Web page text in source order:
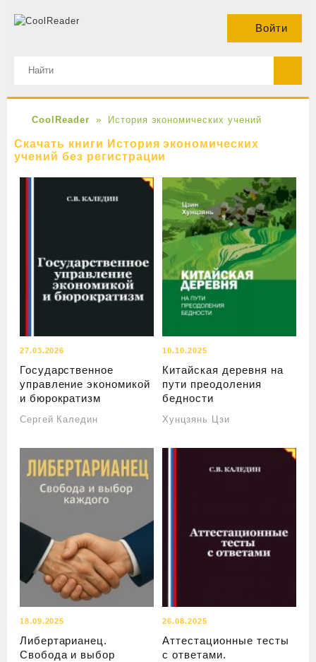
Войти
CoolReader История экономических учений
Скачать книги История экономических
учений без регистрации
27.03.2026
Государственное
управление экономикой
и бюрократизм
Сергей Каледин
10.10.2025
Китайская деревня на
пути преодоления
бедности
Хунцзянь Цзи
18.09.2025
Либертарианец.
Свобода и выбор
26.08.2025
Аттестационные тесты
с ответами.